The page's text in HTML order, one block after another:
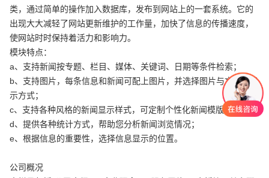
类，通过简单的操作加入数据库，发布到网站上的一套系统。它的
出现大大减轻了网站更新维护的工作量，加快了信息的传播速度，
使网站时时保持着活力和影响力。
模块特点：
a、支持新闻按专题、栏目、媒体、关键词、日期等条件检索；
b、支持图片，每条信息和新闻可配上图片，并选择图片与文字的显
示方式；
c、支持各种风格的新闻显示样式，可定制个性化新闻模版；
d、提供各种统计方式，帮助您分析新闻浏览情况；
e、根据信息的重要性，选择信息显示的位置。
公司概况